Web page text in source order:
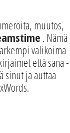
muutos,
. Nämä
valikoima
että sana -
sinut ja auttaa